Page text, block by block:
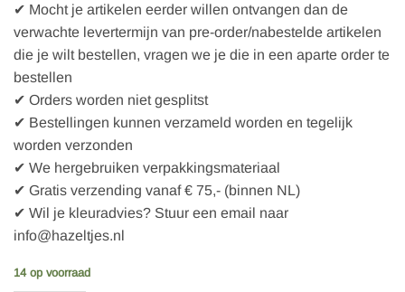
✔ Mocht je artikelen eerder willen ontvangen dan de
verwachte levertermijn van pre-order/nabestelde artikelen
die je wilt bestellen, vragen we je die in een aparte order te
bestellen
✔ Orders worden niet gesplitst
✔ Bestellingen kunnen verzameld worden en tegelijk
worden verzonden
✔ We hergebruiken verpakkingsmateriaal
✔ Gratis verzending vanaf € 75,- (binnen NL)
✔ Wil je kleuradvies? Stuur een email naar
info@hazeltjes.nl
14 op voorraad